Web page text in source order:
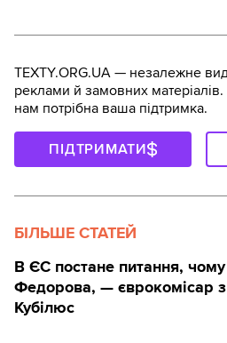
TEXTY.ORG.UA — незалежне
реклами й замовних
нам потрібна ваша підтримка.
ПІДТРИМАТИ
БІЛЬШЕ СТАТЕЙ
В ЄС постане питання,
Федорова, — єврокомісар
Кубілюс